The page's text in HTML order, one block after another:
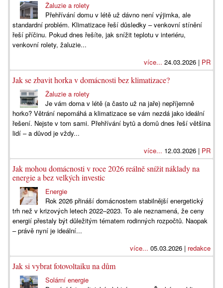
Žaluzie a rolety
Přehřívání domu v létě už dávno není výjimka, ale
standardní problém. Klimatizace řeší důsledky – venkovní stínění
řeší příčinu. Pokud dnes řešíte, jak snížit teplotu v interiéru,
venkovní rolety, žaluzie...
více... 24.03.2026 | PR
Jak se zbavit horka v domácnosti bez klimatizace?
Žaluzie a rolety
Je vám doma v létě (a často už na jaře) nepříjemně
horko? Větrání nepomáhá a klimatizace se vám nezdá jako ideální
řešení. Nejste v tom sami. Přehřívání bytů a domů dnes řeší většina
lidí – a důvod je vždy...
více... 12.03.2026 | PR
Jak mohou domácnosti v roce 2026 reálně snížit náklady na
energie a bez velkých investic
Energie
Rok 2026 přináší domácnostem stabilnější energetický
trh než v krizových letech 2022–2023. To ale neznamená, že ceny
energií přestaly být důležitým tématem rodinných rozpočtů. Naopak
– právě nyní je ideální...
více... 05.03.2026 | redakce
Jak si vybrat fotovoltaiku na dům
Solární energie